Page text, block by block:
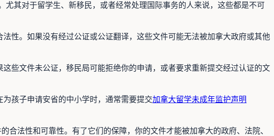
其对于留学生、新移民，或者经常处理国际事务的人来说，这些都是不可
性。如果没有经过公证或公证翻译，这些文件可能无法被加拿大政府或其他
些文件未公证，移民局可能拒绝你的申请，或者要求重新提交经过认证的文
孩子申请安省的中小学时，通常需要提交加拿大留学未成年监护声明
法性和可靠性。有了它们的保障，你的文件才能被加拿大的政府、法院、